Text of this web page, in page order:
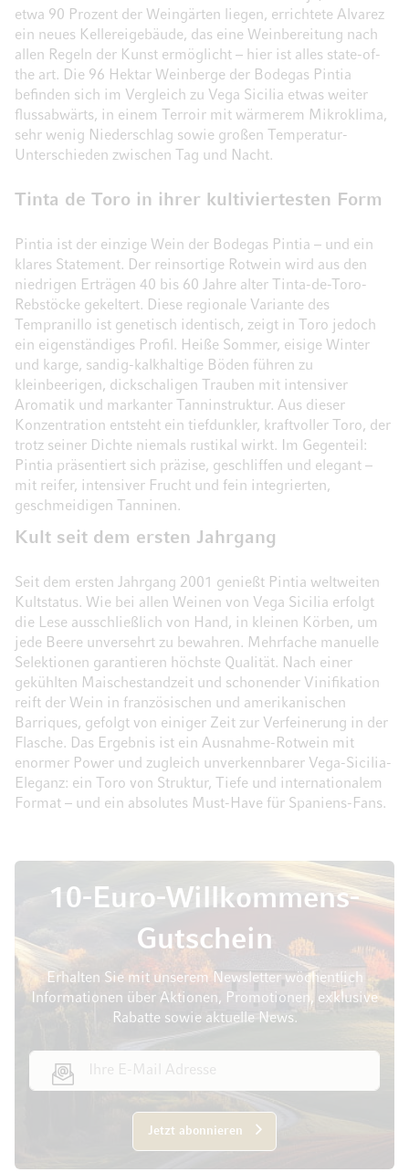
etwa 90 Prozent der Weingärten liegen, errichtete Alvarez
ein neues Kellereigebäude, das eine Weinbereitung nach
allen Regeln der Kunst ermöglicht – hier ist alles state-of-
the art. Die 96 Hektar Weinberge der Bodegas Pintia
befinden sich im Vergleich zu Vega Sicilia etwas weiter
flussabwärts, in einem Terroir mit wärmerem Mikroklima,
sehr wenig Niederschlag sowie großen Temperatur-
Unterschieden zwischen Tag und Nacht.
Tinta de Toro in ihrer kultiviertesten Form
Pintia ist der einzige Wein der Bodegas Pintia – und ein
klares Statement. Der reinsortige Rotwein wird aus den
niedrigen Erträgen 40 bis 60 Jahre alter Tinta-de-Toro-
Rebstöcke gekeltert. Diese regionale Variante des
Tempranillo ist genetisch identisch, zeigt in Toro jedoch
ein eigenständiges Profil. Heiße Sommer, eisige Winter
und karge, sandig-kalkhaltige Böden führen zu
kleinbeerigen, dickschaligen Trauben mit intensiver
Aromatik und markanter Tanninstruktur. Aus dieser
Konzentration entsteht ein tiefdunkler, kraftvoller Toro, der
trotz seiner Dichte niemals rustikal wirkt. Im Gegenteil:
Pintia präsentiert sich präzise, geschliffen und elegant –
mit reifer, intensiver Frucht und fein integrierten,
geschmeidigen Tanninen.
Kult seit dem ersten Jahrgang
Seit dem ersten Jahrgang 2001 genießt Pintia weltweiten
Kultstatus. Wie bei allen Weinen von Vega Sicilia erfolgt
die Lese ausschließlich von Hand, in kleinen Körben, um
jede Beere unversehrt zu bewahren. Mehrfache manuelle
Selektionen garantieren höchste Qualität. Nach einer
gekühlten Maischestandzeit und schonender Vinifikation
reift der Wein in französischen und amerikanischen
Barriques, gefolgt von einiger Zeit zur Verfeinerung in der
Flasche. Das Ergebnis ist ein Ausnahme-Rotwein mit
enormer Power und zugleich unverkennbarer Vega-Sicilia-
Eleganz: ein Toro von Struktur, Tiefe und internationalem
Format – und ein absolutes Must-Have für Spaniens-Fans.
10-Euro-Willkommens-
Gutschein
Erhalten Sie mit unserem Newsletter wöchentlich
Informationen über Aktionen, Promotionen, exklusive
Rabatte sowie aktuelle News.
Jetzt abonnieren